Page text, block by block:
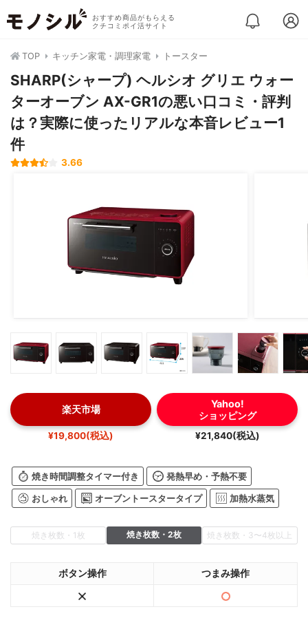
おすすめ商品がもらえる
クチコミポイ活サイト
TOP キッチン家電・調理家電 トースター
SHARP(シャープ) ヘルシオ グリエ ウォー
ターオーブン AX-GR1の悪い口コミ・評判
は？実際に使ったリアルな本音レビュー1
件
3.66
楽天市場
¥19,800(税込)
Yahoo!
ショッピング
¥21,840(税込)
焼き時間調整タイマー付き 発熱早め・予熱不要
おしゃれ オーブントースタータイプ 加熱水蒸気
焼き枚数・1枚 焼き枚数・2枚 焼き枚数・3〜4枚以上
ボタン操作 つまみ操作